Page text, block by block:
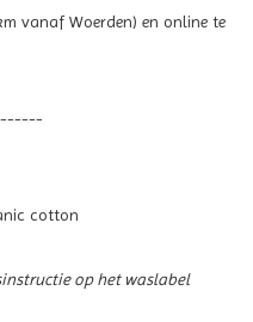
vanaf Woerden) en online te
cotton
op het waslabel